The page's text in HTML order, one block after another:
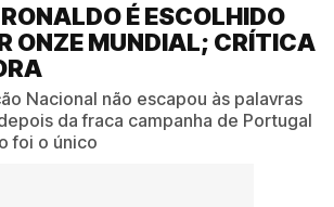
É ESCOLHIDO
ONZE MUNDIAL; CRÍTICA
Nacional não escapou às palavras
da fraca campanha de Portugal
foi o único